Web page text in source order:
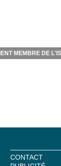
MEMBRE DE
CONTACT